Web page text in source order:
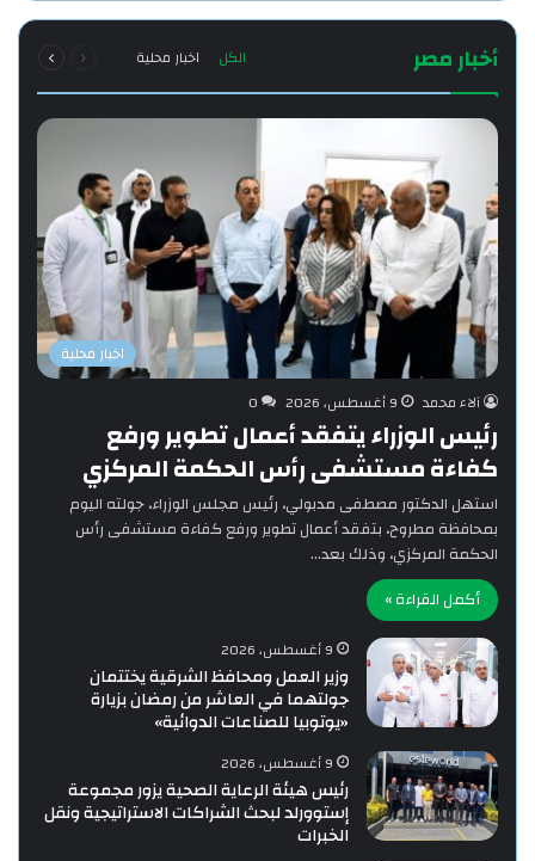
أخبار مصر الكل اخبار محلية الصفحةالصفحة
اخبار محلية
آلاء محمد
9 أغسطس، 2026 0
رئيس الوزراء يتفقد أعمال تطوير ورفع
كفاءة مستشفى رأس الحكمة المركزي
استهل الدكتور مصطفى مدبولي، رئيس مجلس الوزراء، جولته اليوم
بمحافظة مطروح، بتفقد أعمال تطوير ورفع كفاءة مستشفى رأس
الحكمة المركزي، وذلك بعد…
أكمل القراءة »
9 أغسطس، 2026
وزير العمل ومحافظ الشرقية يختتمان
جولتهما في العاشر من رمضان بزيارة
«يوتوبيا للصناعات الدوائية»
9 أغسطس، 2026
رئيس هيئة الرعاية الصحية يزور مجموعة
إستوورلد لبحث الشراكات الاستراتيجية ونقل
الخبرات